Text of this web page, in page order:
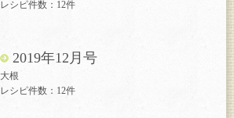
レシピ件数：12件
2019年12月号
大根
レシピ件数：12件